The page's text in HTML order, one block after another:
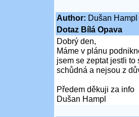
Author: Dušan Hampl
Dotaz Bílá Opava
Dobrý den,
Máme v plánu
jsem se zeptat jestli
schůdná a nejsou z
Předem děkuji za info
Dušan Hampl